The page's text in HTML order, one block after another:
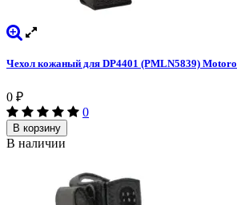
Чехол кожаный для DP4401 (PMLN5839)
0 ₽
0
В корзину
В наличии